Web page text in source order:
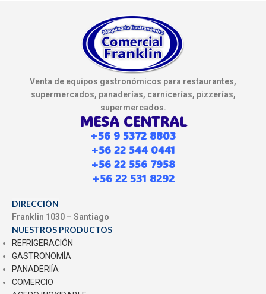
Venta de equipos gastronómicos para restaurantes,
supermercados, panaderías, carnicerías, pizzerías,
supermercados.
MESA CENTRAL
+56 9 5372 8803
+56 22 544 0441
+56 22 556 7958
+56 22 531 8292
DIRECCIÓN
Franklin 1030 – Santiago
NUESTROS PRODUCTOS
REFRIGERACIÓN
GASTRONOMÍA
PANADERIÍA
COMERCIO